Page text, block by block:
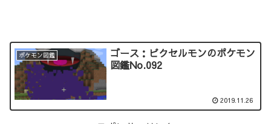
ポケモン図鑑
ゴース：ピクセルモンのポケモン
図鑑No.092
2019.11.26